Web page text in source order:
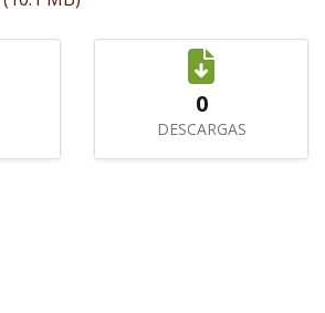
0
DESCARGAS